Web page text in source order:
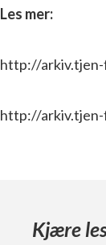
Les mer:
http://
http://
Kjære